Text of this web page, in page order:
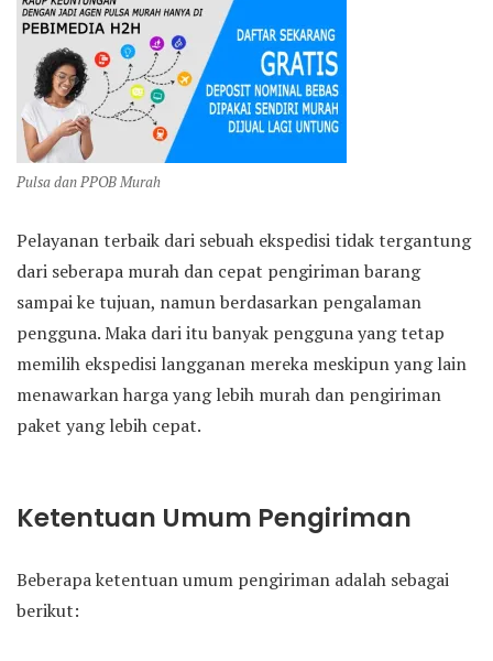
Pulsa dan PPOB Murah
Pelayanan terbaik dari sebuah ekspedisi tidak tergantung
dari seberapa murah dan cepat pengiriman barang
sampai ke tujuan, namun berdasarkan pengalaman
pengguna. Maka dari itu banyak pengguna yang tetap
memilih ekspedisi langganan mereka meskipun yang lain
menawarkan harga yang lebih murah dan pengiriman
paket yang lebih cepat.
Ketentuan Umum Pengiriman
Beberapa ketentuan umum pengiriman adalah sebagai
berikut: